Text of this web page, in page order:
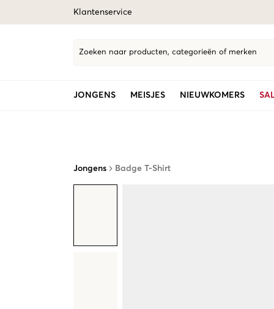
Klantenservice
Zoeken naar producten, categorieën of merken
JONGENS MEISJES NIEUWKOMERS
Jongens Badge T-Shirt